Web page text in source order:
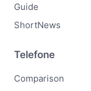
Guide
ShortNews
Telefone
Comparison